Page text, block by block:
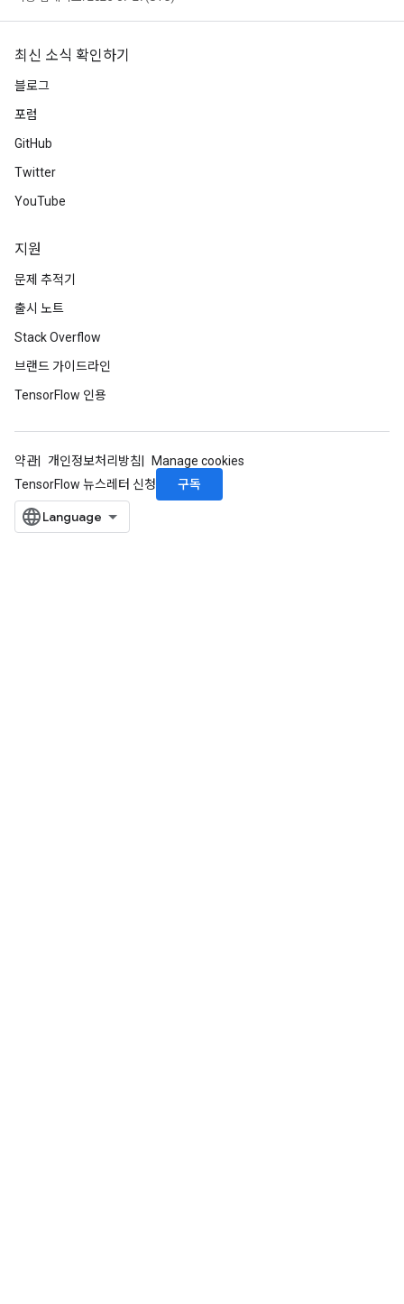
최신 소식 확인하기
블로그
포럼
GitHub
Twitter
YouTube
지원
문제 추적기
출시 노트
Stack Overflow
브랜드 가이드라인
TensorFlow 인용
약관 개인정보처리방침
Manage cookies
TensorFlow 뉴스레터 신청
구독